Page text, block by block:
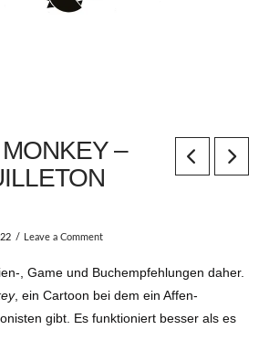
–
Leave a Comment
, Game und Buchempfehlungen daher.
, ein Cartoon bei dem ein Affen-
gibt. Es funktioniert besser als es